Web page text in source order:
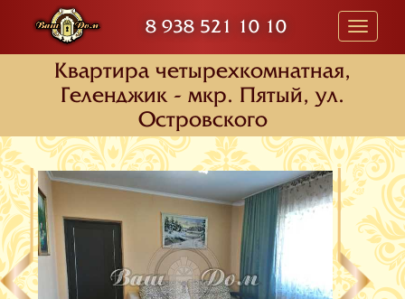
8 938 521 10 10
Toggle
Квартира четырехкомнатная,
Геленджик - мкр. Пятый, ул.
Островского